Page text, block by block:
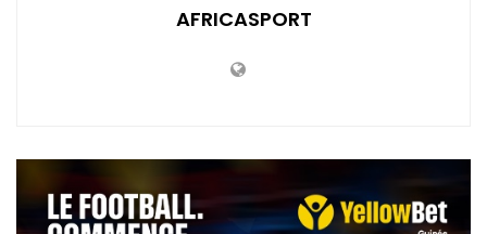
AFRICASPORT